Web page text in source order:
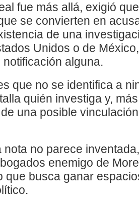
fue más allá, exigió
se convierten en
de una
Unidos o de
alguna.
que no se identifica a
quién investiga y,
una posible
nota no parece
enemigo de
que busca ganar